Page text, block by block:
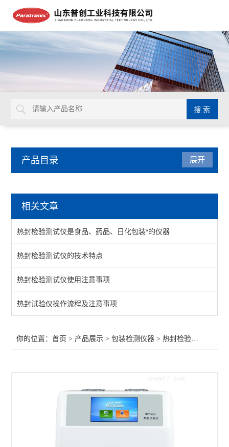
产品目录
油墨脱色试验机
空气含量测试仪
热粘试验仪
揉搓试验仪
抗跌落试验仪
热封检验测试仪
展开
相关文章
热封检验测试仪是食品、药品、日化包装*的仪器
热封检验测试仪的技术特点
热封检验测试仪使用注意事项
热封试验仪操作流程及注意事项
你的位置：首页 > 产品展示 >包装检测仪器 >热封检验测试仪